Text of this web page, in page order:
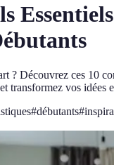
? Découvrez ces 10
transformez vos idées
#débutants#